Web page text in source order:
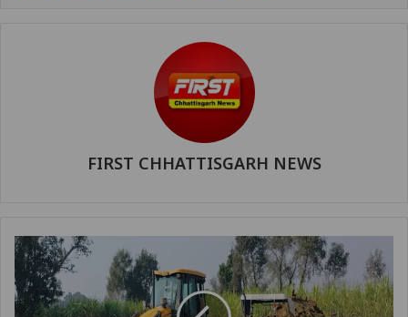
FIRST CHHATTISGARH NEWS